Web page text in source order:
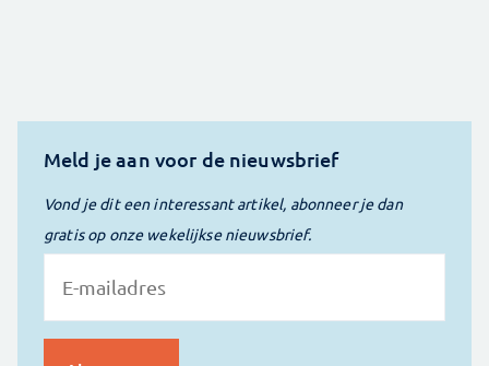
Meld je aan voor de nieuwsbrief
Vond je dit een interessant artikel, abonneer je dan
gratis op onze wekelijkse nieuwsbrief.